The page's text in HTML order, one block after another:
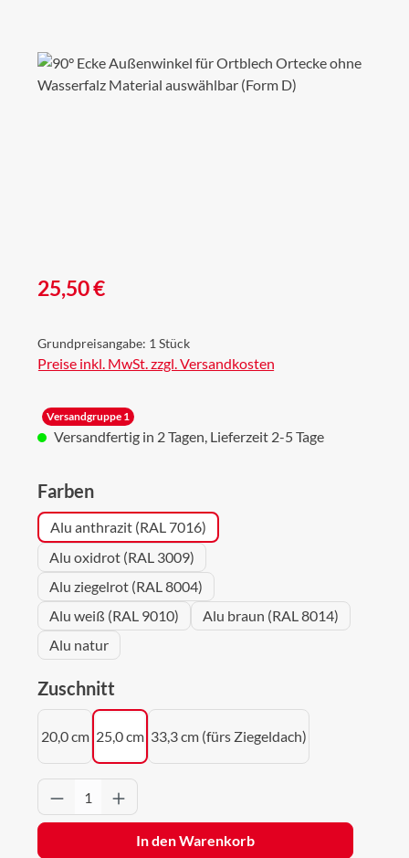
Bildergalerie überspringen
Regulärer Preis:
25,50 €
Grundpreisangabe: 1 Stück
Preise inkl. MwSt. zzgl. Versandkosten
Versandgruppe 1
Versandfertig in 2 Tagen, Lieferzeit 2-5 Tage
Farbenauswählen
Alu anthrazit (RAL 7016)
Alu oxidrot (RAL 3009)
Alu ziegelrot (RAL 8004)
Alu weiß (RAL 9010)
Alu braun (RAL 8014)
Alu natur
Zuschnitt
20,0 cm 25,0 cm 33,3 cm (fürs Ziegeldach)
Produkt Anzahl: Gib den gewünschten
In den Warenkorb